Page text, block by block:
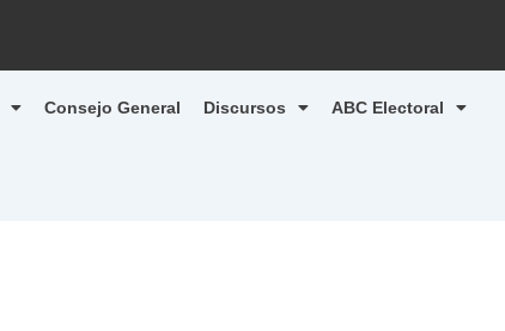
Consejo General Discursos ABC Electoral